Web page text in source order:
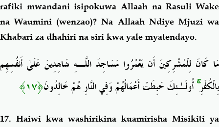
rafiki mwandani isipokuwa Allaah na Rasuli Wake
na Waumini (wenzao)? Na Allaah Ndiye Mjuzi wa
Khabari za dhahiri na siri kwa yale myatendayo.
مَا كَانَ لِلْمُشْرِكِينَ أَن يَعْمُرُوا مَسَاجِدَ اللَّـهِ شَاهِدِينَ عَلَىٰ أَنفُسِهِم
بِالْكُفْرِۚأُولَـٰئِكَ حَبِطَتْ أَعْمَالُهُمْ وَفِي النَّارِ هُمْ خَالِدُونَ﴿١٧﴾
17. Haiwi kwa washirikina kuamirisha Misikiti ya